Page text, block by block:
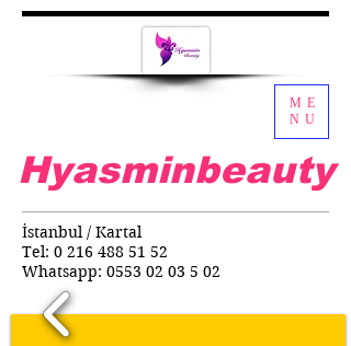
Hyasminbeauty
İstanbul / Kartal
Tel: 0 216 488 51 52
Whatsapp: 0553 02 03 5 02
ME
NU